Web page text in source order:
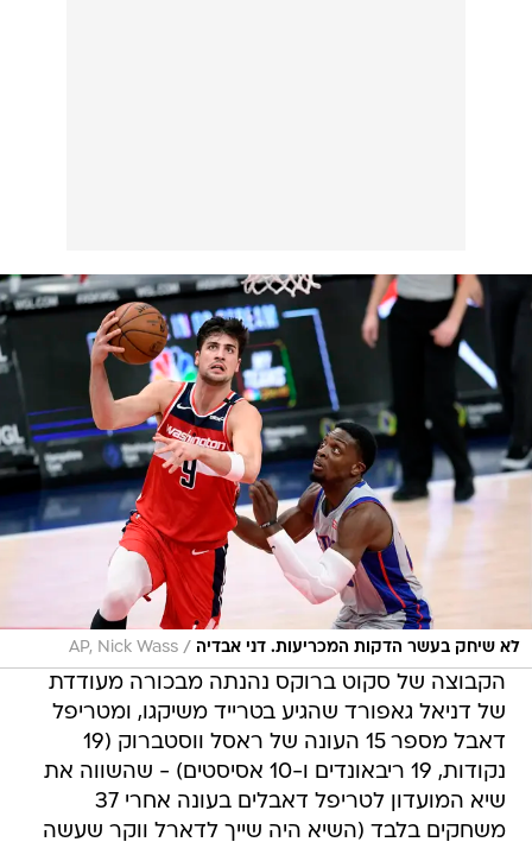
לא שיחק בעשר הדקות המכריעות. דני אבדיה /
AP, Nick Wass
הקבוצה של סקוט ברוקס נהנתה מבכורה מעודדת
של דניאל גאפורד שהגיע בטרייד משיקגו, ומטריפל
דאבל מספר 15 העונה של ראסל ווסטברוק (19
נקודות, 19 ריבאונדים ו-10 אסיסטים) - שהשווה את
שיא המועדון לטריפל דאבלים בעונה אחרי 37
משחקים בלבד (השיא היה שייך לדארל ווקר שעשה